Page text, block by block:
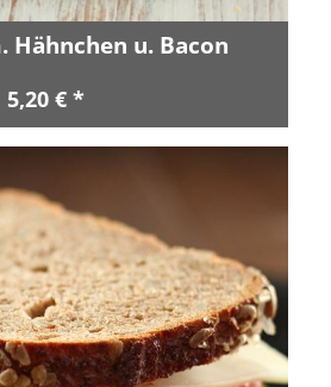
Hähnchen u. Bacon
5,20 € *